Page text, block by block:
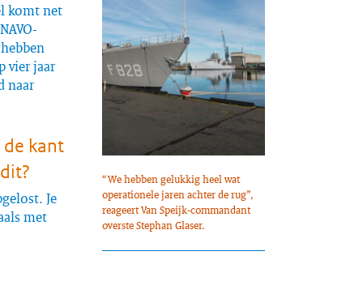
“We hebben gelukkig heel wat
operationele jaren achter de rug”,
reageert Van Speijk-commandant
overste Stephan Glaser.
komt net
vier jaar
naar
de kant
Je
met